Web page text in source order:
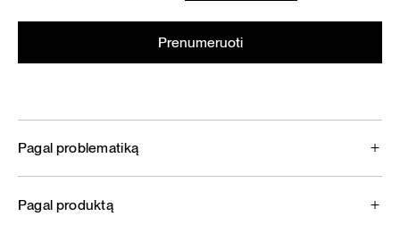
Pagal problematiką
Pagal produktą